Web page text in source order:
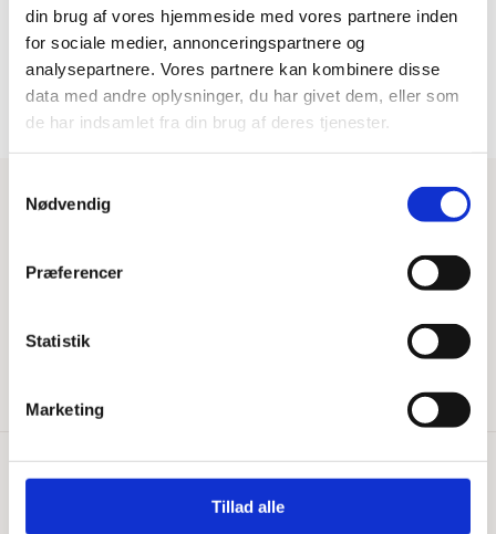
din brug af vores hjemmeside med vores partnere inden
for sociale medier, annonceringspartnere og
analysepartnere. Vores partnere kan kombinere disse
data med andre oplysninger, du har givet dem, eller som
de har indsamlet fra din brug af deres tjenester.
Nødvendig
Præferencer
Statistik
Marketing
Tillad alle
100% dansk webshop
Dansk butik og webshop –
lokal service og gulveksperter.
Besøg vores butikker
kompetent rådgivning.
Har du brug for hjælp?
Blog
Kontakt os